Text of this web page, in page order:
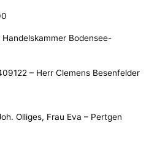
Bodensee-
– Herr Clemens Besenfelder
Olliges, Frau Eva – Pertgen